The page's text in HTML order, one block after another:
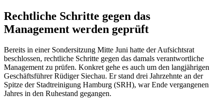
Rechtliche Schritte gegen das
Management werden geprüft
Bereits in einer Sondersitzung Mitte Juni hatte der Aufsichtsrat
beschlossen, rechtliche Schritte gegen das damals verantwortliche
Management zu prüfen. Konkret gehe es auch um den langjährigen
Geschäftsführer Rüdiger Siechau. Er stand drei Jahrzehnte an der
Spitze der Stadtreinigung Hamburg (SRH), war Ende vergangenen
Jahres in den Ruhestand gegangen.